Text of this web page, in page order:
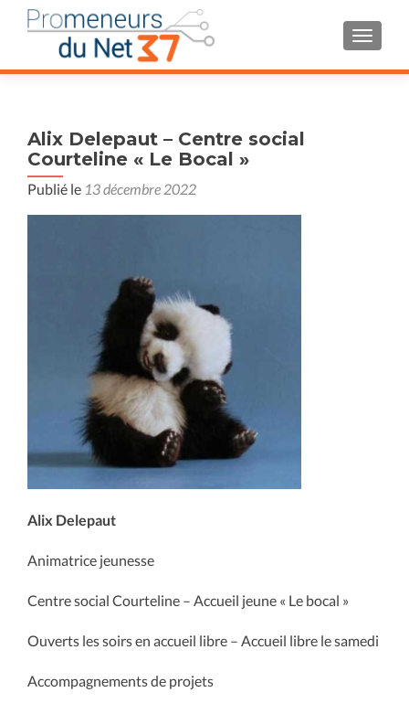
Alix Delepaut – Centre social
Courteline « Le Bocal »
Publié le 13 décembre 2022
Alix Delepaut
Animatrice jeunesse
Centre social Courteline – Accueil jeune « Le bocal »
Ouverts les soirs en accueil libre – Accueil libre le samedi
Accompagnements de projets